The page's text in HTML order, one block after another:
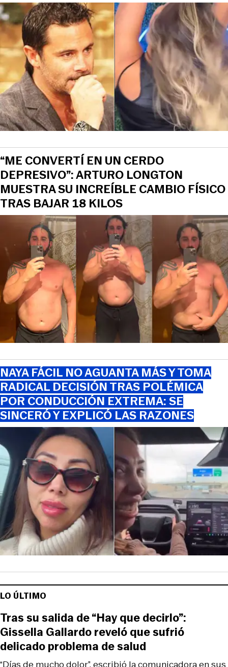
“ME CONVERTÍ EN UN CERDO
DEPRESIVO”: ARTURO LONGTON
MUESTRA SU INCREÍBLE CAMBIO FÍSICO
TRAS BAJAR 18 KILOS
NAYA FÁCIL NO AGUANTA MÁS Y TOMA
RADICAL DECISIÓN TRAS POLÉMICA
POR CONDUCCIÓN EXTREMA: SE
SINCERÓ Y EXPLICÓ LAS RAZONES
LO ÚLTIMO
Tras su salida de “Hay que decirlo”:
Gissella Gallardo reveló que sufrió
delicado problema de salud